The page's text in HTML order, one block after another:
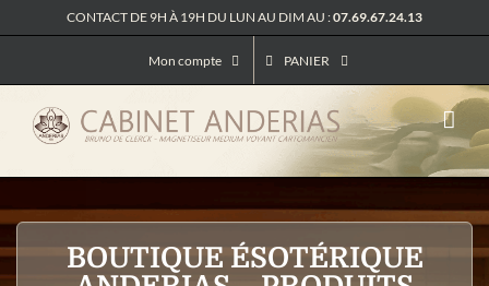
au
CONTACT DE 9H À 19H DU LUN AU DIM AU :07.69.67.24.13
Mon compte PANIER
BOUTIQUE ÉSOTÉRIQUE